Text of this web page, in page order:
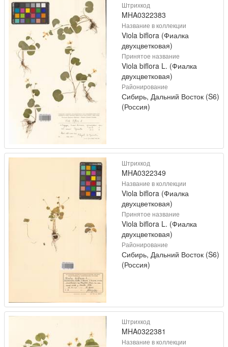
Штрихкод
MHA0322383
Название в коллекции
Viola biflora (Фиалка
двухцветковая)
Принятое название
Viola biflora L. (Фиалка
двухцветковая)
Районирование
Сибирь, Дальний Восток (S6)
(Россия)
Штрихкод
MHA0322349
Название в коллекции
Viola biflora (Фиалка
двухцветковая)
Принятое название
Viola biflora L. (Фиалка
двухцветковая)
Районирование
Сибирь, Дальний Восток (S6)
(Россия)
Штрихкод
MHA0322381
Название в коллекции